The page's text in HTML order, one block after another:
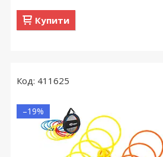
Купити
411625
–19%